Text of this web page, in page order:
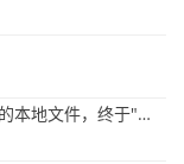
重磅更新！小U同学「全局知识库」上线：你的本地文件，终于"活"起来了